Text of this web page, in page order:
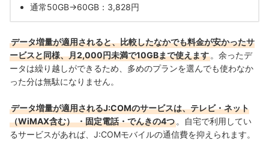
通常50GB→60GB：3,828円
データ増量が適用されると、比較したなかでも料金が安かったサ
ービスと同様、月2,000円未満で10GBまで使えます 。 余ったデ
ータは繰り越しができるため、多めのプランを選んでも使わなか
った分は無駄になりません。
データ増量が適用されるJ:COMのサービスは、テレビ・ネット
（WiMAX含む） ・固定電話・でんきの4つ 。自宅で利用してい
るサービスがあれば、J:COMモバイルの通信費を抑えられます。